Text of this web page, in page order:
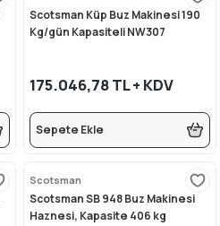
Scotsman Küp Buz Makinesi 190
Kg/gün Kapasiteli NW307
175.046,78 TL + KDV
Sepete Ekle
Scotsman
Scotsman SB 948 Buz Makinesi
Haznesi, Kapasite 406 kg